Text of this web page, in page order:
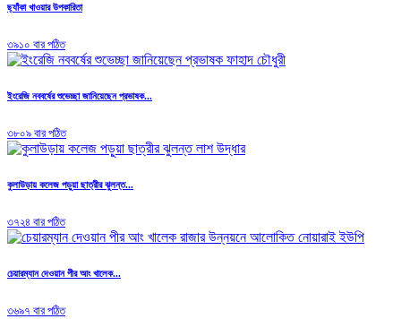
ছ্যাঁকা খাওয়ার উপকারিতা
৩৯১০ বার পঠিত
ইংরেজি নববর্ষের শুভেচ্ছা জানিয়েছেন প্রভাষক...
৩৮০৯ বার পঠিত
কুলাউড়ায় কলেজ পড়ুয়া ছাত্রীর ঝুলন্ত...
৩৭২৪ বার পঠিত
চেয়ারম্যান দেওয়ান পীর আং খালেক...
৩৬৯৭ বার পঠিত